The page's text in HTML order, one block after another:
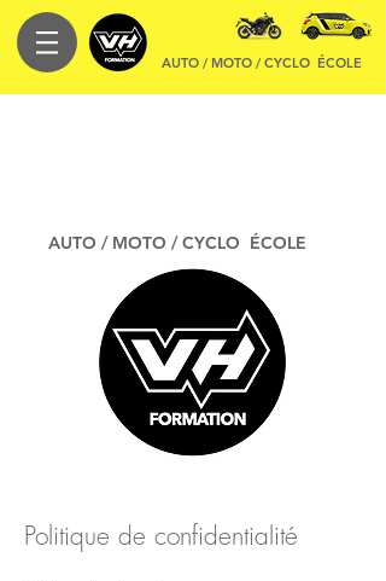
AUTO / MOTO / CYCLO ÉCOLE
AUTO / MOTO / CYCLO ÉCOLE
Politique de confidentialité